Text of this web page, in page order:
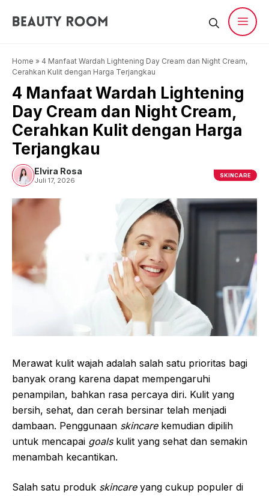
Home » 4 Manfaat Wardah Lightening Day Cream dan Night Cream,
Cerahkan Kulit dengan Harga Terjangkau
4 Manfaat Wardah Lightening
Day Cream dan Night Cream,
Cerahkan Kulit dengan Harga
Terjangkau
Elvira Rosa
Juli 17, 2026
SKINCARE
Merawat kulit wajah adalah salah satu prioritas bagi
banyak orang karena dapat mempengaruhi
penampilan, bahkan rasa percaya diri. Kulit yang
bersih, sehat, dan cerah bersinar telah menjadi
dambaan. Penggunaan skincare kemudian dipilih
untuk mencapai goals kulit yang sehat dan semakin
menambah kecantikan.
Salah satu produk skincare yang cukup populer di